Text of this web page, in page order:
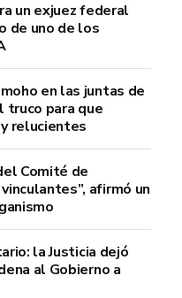
un exjuez federal
de uno de los
en las juntas de
truco para que
relucientes
Comité de
afirmó un
la Justicia dejó
al Gobierno a